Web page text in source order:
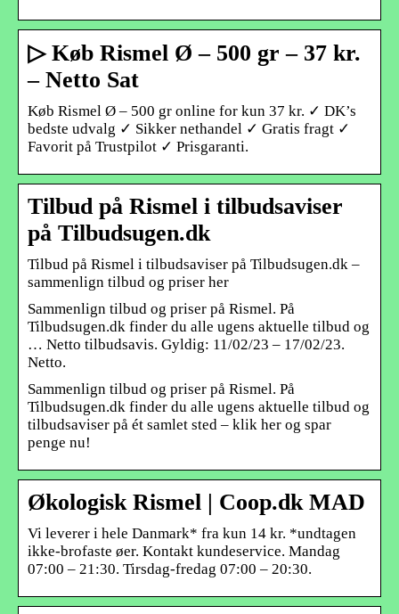
▷ Køb Rismel Ø – 500 gr – 37 kr.
– Netto Sat
Køb Rismel Ø – 500 gr online for kun 37 kr. ✓ DK’s
bedste udvalg ✓ Sikker nethandel ✓ Gratis fragt ✓
Favorit på Trustpilot ✓ Prisgaranti.
Tilbud på Rismel i tilbudsaviser
på Tilbudsugen.dk
Tilbud på Rismel i tilbudsaviser på Tilbudsugen.dk –
sammenlign tilbud og priser her
Sammenlign tilbud og priser på Rismel. På
Tilbudsugen.dk finder du alle ugens aktuelle tilbud og
… Netto tilbudsavis. Gyldig: 11/02/23 – 17/02/23.
Netto.
Sammenlign tilbud og priser på Rismel. På
Tilbudsugen.dk finder du alle ugens aktuelle tilbud og
tilbudsaviser på ét samlet sted – klik her og spar
penge nu!
Økologisk Rismel | Coop.dk MAD
Vi leverer i hele Danmark* fra kun 14 kr. *undtagen
ikke-brofaste øer. Kontakt kundeservice. Mandag
07:00 – 21:30. Tirsdag-fredag 07:00 – 20:30.